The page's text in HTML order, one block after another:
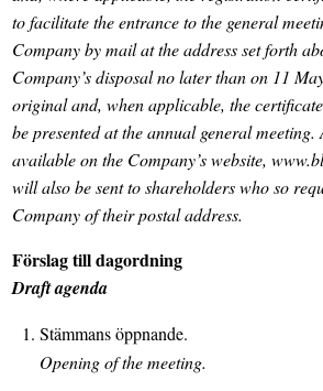
to facilitate the entrance to the general
Company by mail at the address set forth
Company’s disposal no later than on 11
original and, when applicable, the
be presented at the annual general
available on the Company’s website,
will also be sent to shareholders who so
Company of their postal address.
Förslag till dagordning
Draft agenda
Stämmans öppnande.
Opening of the meeting.